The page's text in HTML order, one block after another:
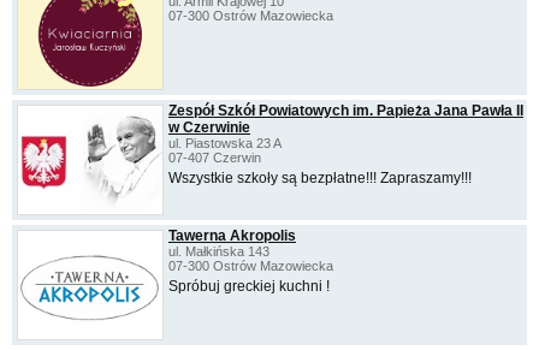
07-300 Ostrów Mazowiecka
Zespół Szkół Powiatowych im. Papieża Jana Pawła II
w Czerwinie
ul. Piastowska 23 A
07-407 Czerwin
Wszystkie szkoły są bezpłatne!!! Zapraszamy!!!
Tawerna Akropolis
ul. Małkińska 143
07-300 Ostrów Mazowiecka
Spróbuj greckiej kuchni !